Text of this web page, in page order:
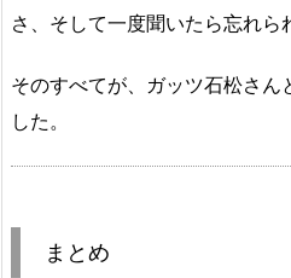
さ、そして一度聞いたら忘れら
そのすべてが、ガッツ石松さ
した。
まとめ